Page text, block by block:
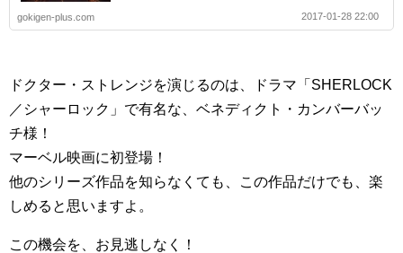
gokigen-plus.com 2017-01-28 22:00
ドクター・ストレンジを演じるのは、ドラマ「SHERLOCK
／シャーロック」で有名な、ベネディクト・カンバーバッ
チ様！
マーベル映画に初登場！
他のシリーズ作品を知らなくても、この作品だけでも、楽
しめると思いますよ。
この機会を、お見逃しなく！